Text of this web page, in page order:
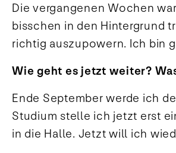
Die vergangenen Wochen
bisschen in den Hintergrund
richtig auszupowern. Ich bin
Wie geht es jetzt weiter?
Ende September werde ich
Studium stelle ich jetzt erst
in die Halle. Jetzt will ich